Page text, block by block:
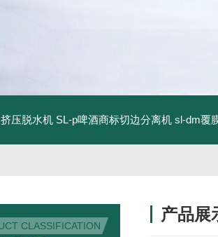
压脱水机 SL-p啤酒商标切边分离机 sl-dm覆
CLASSIFICATION
产品展